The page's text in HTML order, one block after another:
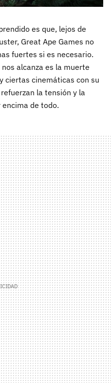
es que, lejos de
Great Ape Games no
fuertes si es necesario.
alcanza es la muerte
ciertas cinemáticas con su
la tensión y la
de todo.